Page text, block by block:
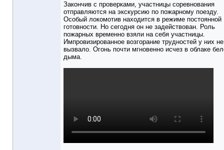
Закончив с проверками, участницы соревнования
отправляются на экскурсию по пожарному поезду.
Особый локомотив находится в режиме постоянной
готовности. Но сегодня он не задействован. Роль
пожарных временно взяли на себя участницы.
Импровизированное возгорание трудностей у них не
вызвало. Огонь почти мгновенно исчез в облаке
дыма.